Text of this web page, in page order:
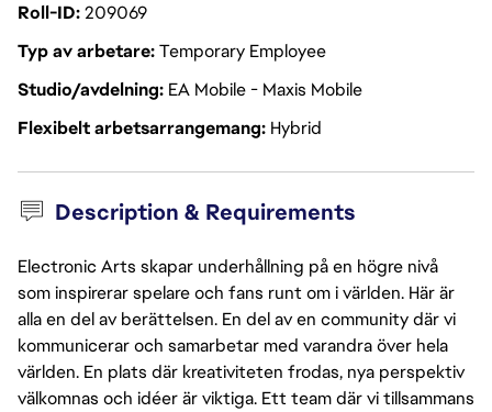
Roll-ID209069
Typ av arbetareTemporary Employee
Studio/avdelning EA Mobile - Maxis Mobile
Flexibelt arbetsarrangemang Hybrid
Description & Requirements
Electronic Arts skapar underhållning på en högre nivå
som inspirerar spelare och fans runt om i världen. Här är
alla en del av berättelsen. En del av en community där vi
kommunicerar och samarbetar med varandra över hela
världen. En plats där kreativiteten frodas, nya perspektiv
välkomnas och idéer är viktiga. Ett team där vi tillsammans